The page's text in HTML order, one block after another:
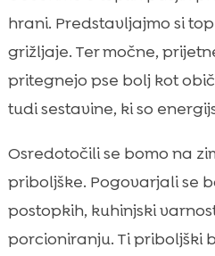
Zimski “bone broth”
Mehki priboljški za
nežne, hipoalergene
Porcije, pogostost in
Nagrade na
ki jih nesemo v žepu
Kako domače
uravnoteženo
hrani. Predstavljajmo si
grižljaje. Ter močne,
pritegnejo pse bolj kot
tudi sestavine, ki so
Osredotočili se bomo na
priboljške. Pogovarjali se
postopkih, kuhinjski
porcioniranju. Ti priboljški